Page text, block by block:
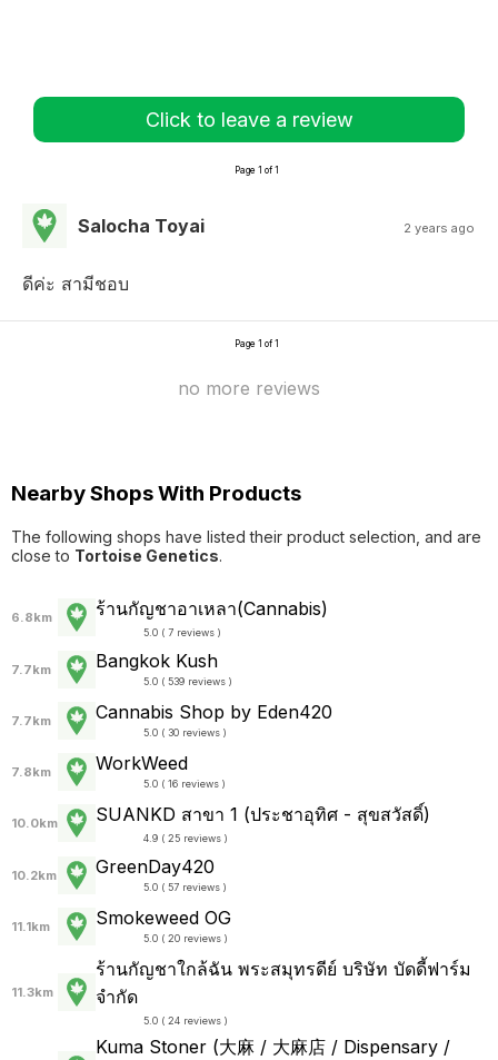
Click to leave a review
Page 1 of 1
Salocha Toyai 2 years ago
ดีค่ะ สามีชอบ
Page 1 of 1
no more reviews
Nearby Shops With Products
The following shops have listed their product selection, and are
close to Tortoise Genetics.
6.8km ร้านกัญชาอาเหลา(Cannabis)
5.0 ( 7 reviews )
7.7km Bangkok Kush
5.0 ( 539 reviews )
7.7km Cannabis Shop by Eden420
5.0 ( 30 reviews )
7.8km WorkWeed
5.0 ( 16 reviews )
10.0km SUANKD สาขา 1 (ประชาอุทิศ - สุขสวัสดิ์)
4.9 ( 25 reviews )
10.2km GreenDay420
5.0 ( 57 reviews )
11.1km Smokeweed OG
5.0 ( 20 reviews )
11.3km
ร้านกัญชาใกล้ฉัน พระสมุทรดีย์ บริษัท บัดดี้ฟาร์ม
จำกัด
5.0 ( 24 reviews )
Kuma Stoner (大麻 / 大麻店 / Dispensary /